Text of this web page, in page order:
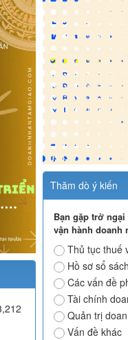
Thăm dò ý kiến
Bạn gặp trở
vận hành doanh
Thủ tục thuế
Hồ sơ sổ sách
Các vấn đề
Tài chính
Quản trị
Vấn đề khác